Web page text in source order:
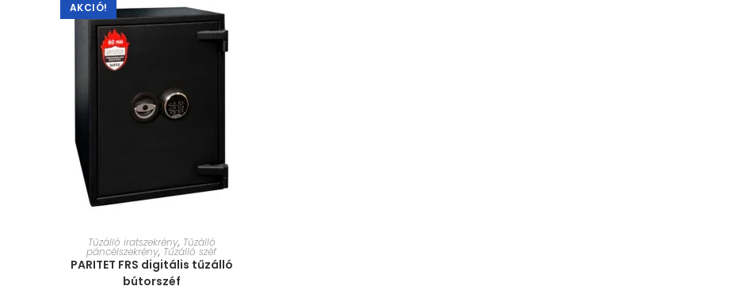
AKCIÓ!
MÉRET VÁLASZTÁSA
Tűzálló iratszekrény, Tűzálló
páncélszekrény, Tűzálló széf
PARITET FRS digitális tűzálló
bútorszéf